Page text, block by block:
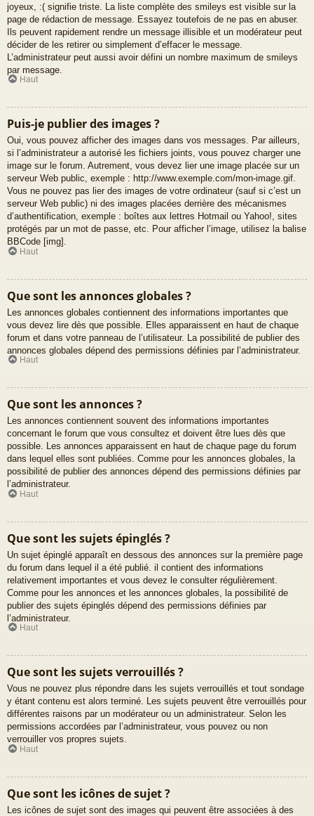
joyeux, :( signifie triste. La liste complète des smileys est visible sur la
page de rédaction de message. Essayez toutefois de ne pas en abuser.
Ils peuvent rapidement rendre un message illisible et un modérateur peut
décider de les retirer ou simplement d’effacer le message.
L’administrateur peut aussi avoir défini un nombre maximum de smileys
par message.
Haut
Puis-je publier des images ?
Oui, vous pouvez afficher des images dans vos messages. Par ailleurs,
si l’administrateur a autorisé les fichiers joints, vous pouvez charger une
image sur le forum. Autrement, vous devez lier une image placée sur un
serveur Web public, exemple : http://www.exemple.com/mon-image.gif.
Vous ne pouvez pas lier des images de votre ordinateur (sauf si c’est un
serveur Web public) ni des images placées derrière des mécanismes
d’authentification, exemple : boîtes aux lettres Hotmail ou Yahoo!, sites
protégés par un mot de passe, etc. Pour afficher l’image, utilisez la balise
BBCode [img].
Haut
Que sont les annonces globales ?
Les annonces globales contiennent des informations importantes que
vous devez lire dès que possible. Elles apparaissent en haut de chaque
forum et dans votre panneau de l’utilisateur. La possibilité de publier des
annonces globales dépend des permissions définies par l’administrateur.
Haut
Que sont les annonces ?
Les annonces contiennent souvent des informations importantes
concernant le forum que vous consultez et doivent être lues dès que
possible. Les annonces apparaissent en haut de chaque page du forum
dans lequel elles sont publiées. Comme pour les annonces globales, la
possibilité de publier des annonces dépend des permissions définies par
l’administrateur.
Haut
Que sont les sujets épinglés ?
Un sujet épinglé apparaît en dessous des annonces sur la première page
du forum dans lequel il a été publié. il contient des informations
relativement importantes et vous devez le consulter régulièrement.
Comme pour les annonces et les annonces globales, la possibilité de
publier des sujets épinglés dépend des permissions définies par
l’administrateur.
Haut
Que sont les sujets verrouillés ?
Vous ne pouvez plus répondre dans les sujets verrouillés et tout sondage
y étant contenu est alors terminé. Les sujets peuvent être verrouillés pour
différentes raisons par un modérateur ou un administrateur. Selon les
permissions accordées par l’administrateur, vous pouvez ou non
verrouiller vos propres sujets.
Haut
Que sont les icônes de sujet ?
Les icônes de sujet sont des images qui peuvent être associées à des